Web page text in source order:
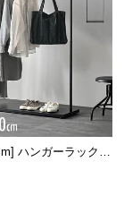
ハンガーラック
高さ調節 サイドフ
ック シンプル